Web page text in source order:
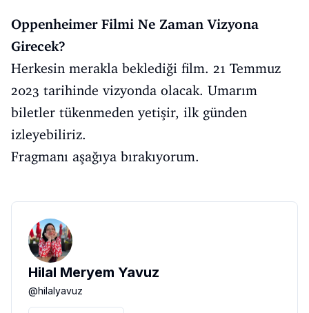
Oppenheimer Filmi Ne Zaman Vizyona
Girecek?
Herkesin merakla beklediği film. 21 Temmuz
2023 tarihinde vizyonda olacak. Umarım
biletler tükenmeden yetişir, ilk günden
izleyebiliriz.
Fragmanı aşağıya bırakıyorum.
Hilal Meryem Yavuz
@hilalyavuz